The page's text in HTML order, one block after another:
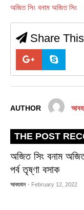
অজিত সিং বনাম অজিত সিং
Share This
AUTHOR
THE POST
অজিত সিং বনাম
পর্ব তৃষ্ণা বসাক
আবহমান - February 12, 2022